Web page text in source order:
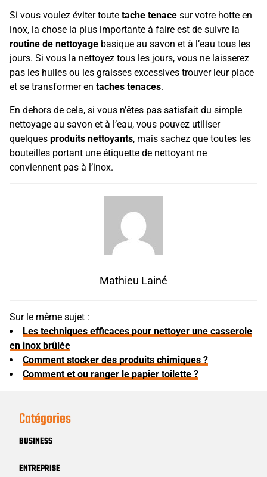
Si vous voulez éviter toute tache tenace sur votre hotte en
inox, la chose la plus importante à faire est de suivre la
routine de nettoyage basique au savon et à l’eau tous les
jours. Si vous la nettoyez tous les jours, vous ne laisserez
pas les huiles ou les graisses excessives trouver leur place
et se transformer en taches tenaces.
En dehors de cela, si vous n’êtes pas satisfait du simple
nettoyage au savon et à l’eau, vous pouvez utiliser
quelques produits nettoyants, mais sachez que toutes les
bouteilles portant une étiquette de nettoyant ne
conviennent pas à l’inox.
Mathieu Lainé
Sur le même sujet :
Les techniques efficaces pour nettoyer une casserole
en inox brûlée
Comment stocker des produits chimiques ?
Comment et ou ranger le papier toilette ?
Catégories
BUSINESS
ENTREPRISE